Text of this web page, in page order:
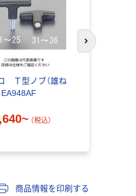
Ｔ型ノブ（雄ね
（税込）
次のスライド
商品情報を印刷する